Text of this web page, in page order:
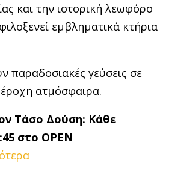
και την ιστορική λεωφόρο
εμβληματικά κτήρια
παραδοσιακές γεύσεις σε
ατμόσφαιρα.
Τάσο Δούση: Κάθε
στο OPEN